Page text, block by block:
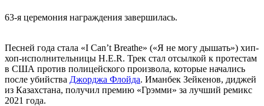
63-я церемония награждения завершилась.
Песней года стала «I Can’t Breathe» («Я не могу дышать») хип-
хоп-исполнительницы H.E.R. Трек стал отсылкой к протестам
в США против полицейского произвола, которые начались
после убийства Джорджа Флойда. Иманбек Зейкенов, диджей
из Казахстана, получил премию «Грэмми» за лучший ремикс
2021 года.